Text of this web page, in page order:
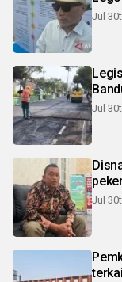
Jul
Legislator :
Jul
Jul